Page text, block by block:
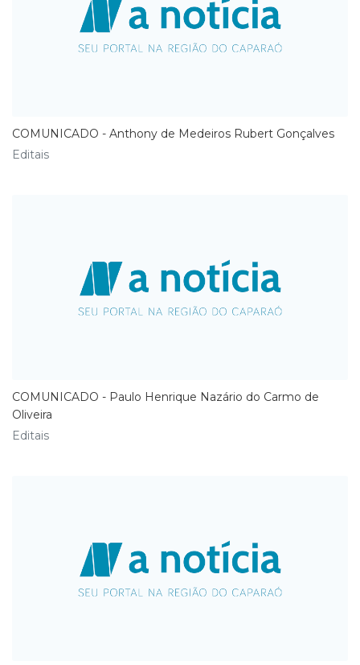
COMUNICADO - Anthony de Medeiros Rubert Gonçalves
Editais
COMUNICADO - Paulo Henrique Nazário do Carmo de
Oliveira
Editais